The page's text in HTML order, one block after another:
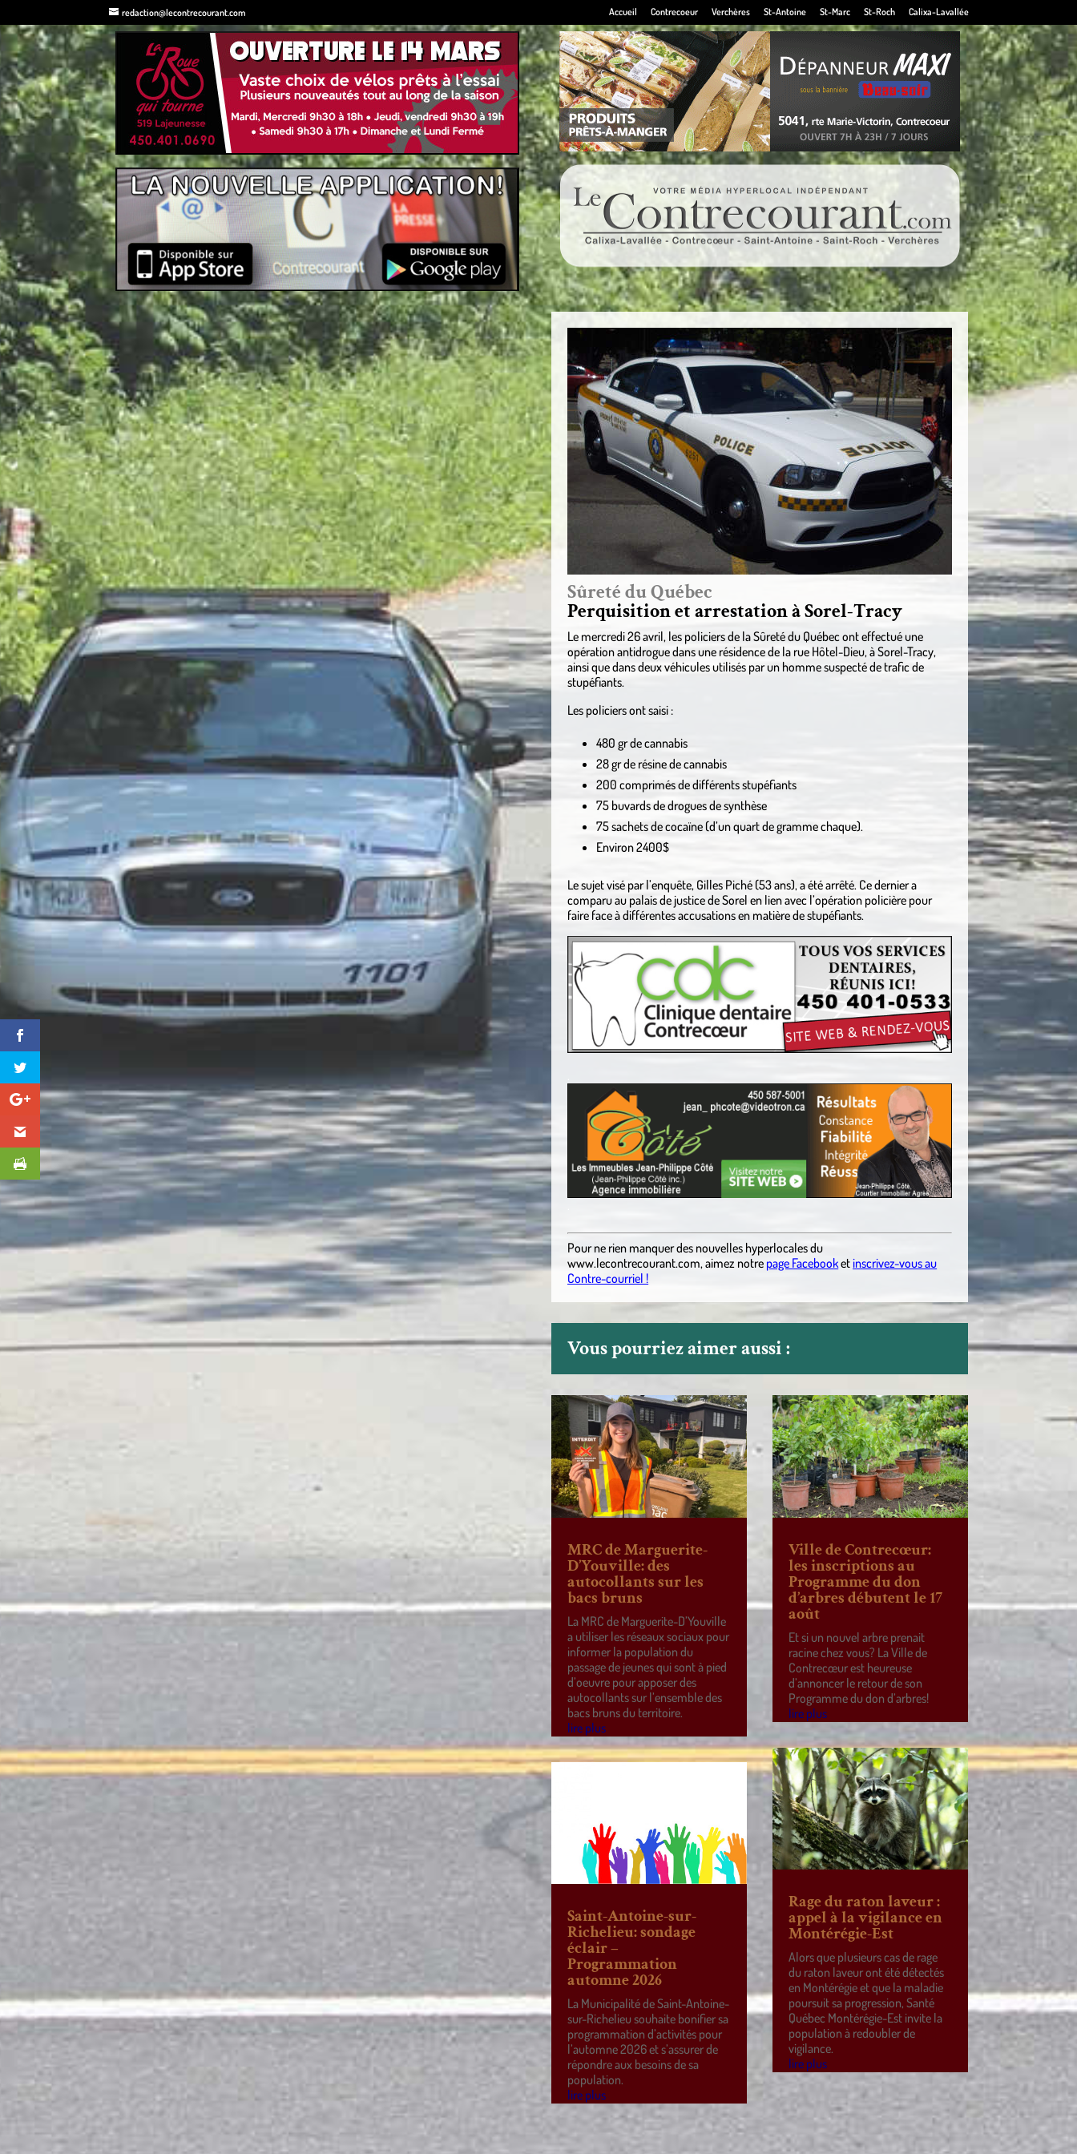
redaction@lecontrecourant.com Accueil Contrecoeur Verchères St-Antoine St-Marc St-Roch Calixa-Lavallée
Sûreté du Québec
Perquisition et arrestation à Sorel-Tracy
Le mercredi 26 avril, les policiers de la Sûreté du Québec ont effectué une
opération antidrogue dans une résidence de la rue Hôtel-Dieu, à Sorel-Tracy,
ainsi que dans deux véhicules utilisés par un homme suspecté de trafic de
stupéfiants.
Les policiers ont saisi :
480 gr de cannabis
28 gr de résine de cannabis
200 comprimés de différents stupéfiants
75 buvards de drogues de synthèse
75 sachets de cocaïne (d’un quart de gramme chaque).
Environ 2400$
Le sujet visé par l’enquête, Gilles Piché (53 ans), a été arrêté. Ce dernier a
comparu au palais de justice de Sorel en lien avec l’opération policière pour
faire face à différentes accusations en matière de stupéfiants.
Pour ne rien manquer des nouvelles hyperlocales du
www.lecontrecourant.com,aimez notre page Facebooketinscrivez-vous au
Contre-courriel !
Vous pourriez aimer aussi :
MRC de Marguerite-
D’Youville: des
autocollants sur les
bacs bruns
La MRC de Marguerite-D’Youville
a utiliser les réseaux sociaux pour
informer la population du
passage de jeunes qui sont à pied
d’oeuvre pour apposer des
autocollants sur l’ensemble des
bacs bruns du territoire.
lire plus
Saint-Antoine-sur-
Richelieu: sondage
éclair –
Programmation
automne 2026
La Municipalité de Saint-Antoine-
sur-Richelieu souhaite bonifier sa
programmation d’activités pour
l’automne 2026 et s’assurer de
répondre aux besoins de sa
population.
lire plus
Ville de Contrecœur:
les inscriptions au
Programme du don
d’arbres débutent le 17
août
Et si un nouvel arbre prenait
racine chez vous? La Ville de
Contrecœur est heureuse
d’annoncer le retour de son
Programme du don d’arbres!
lire plus
Rage du raton laveur :
appel à la vigilance en
Montérégie-Est
Alors que plusieurs cas de rage
du raton laveur ont été détectés
en Montérégie et que la maladie
poursuit sa progression, Santé
Québec Montérégie-Est invite la
population à redoubler de
vigilance.
lire plus